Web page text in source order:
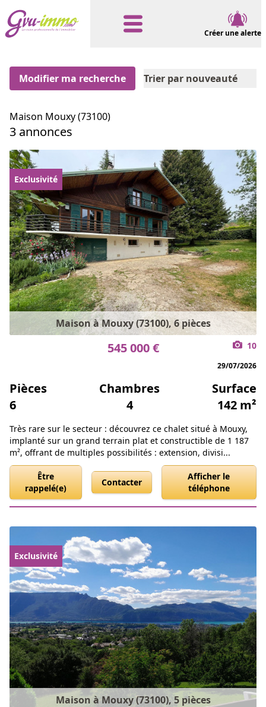
Créer une alerte
Modifier ma recherche Trier par nouveauté
Maison Mouxy (73100)
3 annonces
Maison à Mouxy (73100), 6 pièces
Exclusivité
545 000 € 10
29/07/2026
Pièces
6
Chambres
4
Surface
142 m²
Très rare sur le secteur : découvrez ce chalet situé à Mouxy,
implanté sur un grand terrain plat et constructible de 1 187
m², offrant de multiples possibilités : extension, divisi...
Être
rappelé(e)
Contacter
Afficher le
téléphone
Maison à Mouxy (73100), 5 pièces
Exclusivité